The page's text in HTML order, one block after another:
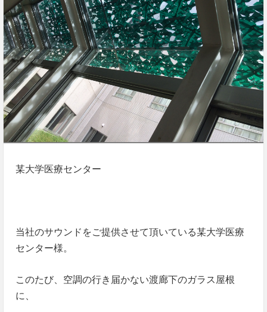
某大学医療センター
当社のサウンドをご提供させて頂いている某大学医療
センター様。
このたび、空調の行き届かない渡廊下のガラス屋根
に、